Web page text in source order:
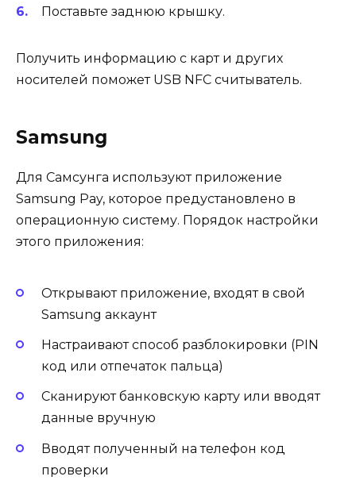
Поставьте заднюю крышку.
Получить информацию с карт и других
носителей поможет USB NFC считыватель.
Samsung
Для Самсунга используют приложение
Samsung Pay, которое предустановлено в
операционную систему. Порядок настройки
этого приложения:
Открывают приложение, входят в свой
Samsung аккаунт
Настраивают способ разблокировки (PIN
код или отпечаток пальца)
Сканируют банковскую карту или вводят
данные вручную
Вводят полученный на телефон код
проверки